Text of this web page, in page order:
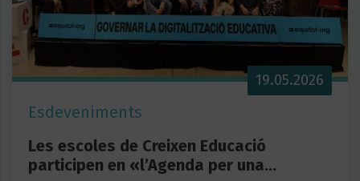
Esdeveniments
19.05.2026
Les escoles de Creixen Educació
participen en «l’Agenda per una…